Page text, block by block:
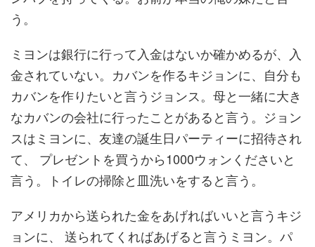
う。
ミヨンは銀行に行って入金はないか確かめるが、入
金されていない。カバンを作るキジョンに、自分も
カバンを作りたいと言うジョンス。母と一緒に大き
なカバンの会社に行ったことがあると言う。ジョン
スはミヨンに、友達の誕生日パーティーに招待され
て、 プレゼントを買うから1000ウォンくださいと
言う。トイレの掃除と皿洗いをすると言う。
アメリカから送られた金をあげればいいと言うキジ
ョンに、 送られてくればあげると言うミヨン。パ